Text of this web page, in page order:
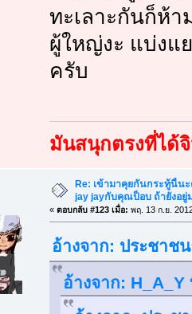
ทะเลาะกันก็ห้า
ผู้ใหญ่งะ แบ่งแ
ครับ
มันสนุกตรงที่ได้
Re: เข้ามาคุยกันกระทู้นี้น
jay jayกับคุณป็อบ ถ้ายังอยู่
« ตอบกลับ #123 เมื่อ: พฤ. 13 ก.ย.
อ้างจาก: ประชาช
อ้างจาก: H_A_Y